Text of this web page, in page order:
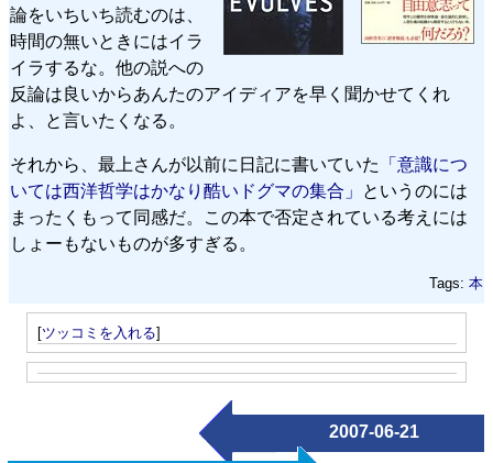
論をいちいち読むのは、
時間の無いときにはイラ
イラするな。他の説への
反論は良いからあんたのアイディアを早く聞かせてくれ
よ、と言いたくなる。
それから、最上さんが以前に日記に書いていた
「意識につ
いては西洋哲学はかなり酷いドグマの集合」
というのには
まったくもって同感だ。この本で否定されている考えには
しょーもないものが多すぎる。
Tags: 本
[ツッコミを入れる]
2007-06-21